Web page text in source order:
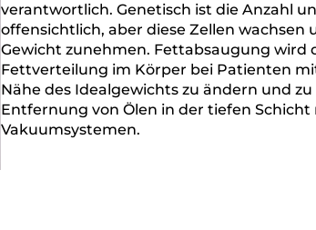
verantwortlich. Genetisch ist die Anzahl
offensichtlich, aber diese Zellen wachsen
Gewicht zunehmen. Fettabsaugung wird
Fettverteilung im Körper bei Patienten
Nähe des Idealgewichts zu ändern und
Entfernung von Ölen in der tiefen
Vakuumsystemen.